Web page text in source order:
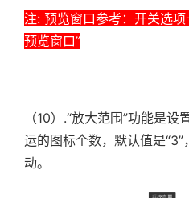
注: 预览窗口参考：开关选
预览窗口”
（10）.“放大范围”功能是设
运的图标个数，默认值是
动。